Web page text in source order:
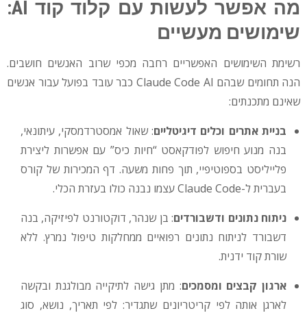
מה אפשר לעשות עם קלוד קוד AI:
שימושים מעשיים
רשימת השימושים האפשריים רחבה מכפי שרוב האנשים חושבים.
הנה תחומים שבהם Claude Code AI כבר עובד בפועל עבור אנשים
שאינם מתכנתים:
בניית אתרים וכלים דיגיטליים: שאול אמסטרדמסקי, עיתונאי,
בנה מנוע חיפוש לפודקאסט “חיות כיס” עם אפשרות ליצירת
פלייליסט בספוטיפיי, תוך פחות משעה. דף המכירות של קורס
בעברית ל-Claude Code עצמו נבנה כולו בעזרת הכלי.
ניתוח נתונים ודשבורדים: בן שנהר, דוקטורנט לפיזיקה, בנה
דשבורד לניתוח נתונים רפואיים ממחלקות טיפול נמרץ. ללא
שורת קוד ידנית.
ארגון קבצים ומסמכים: מתן גישה לתיקייה מבולגנת ובקשה
לארגן אותה לפי קריטריונים שתגדיר: לפי תאריך, נושא, סוג